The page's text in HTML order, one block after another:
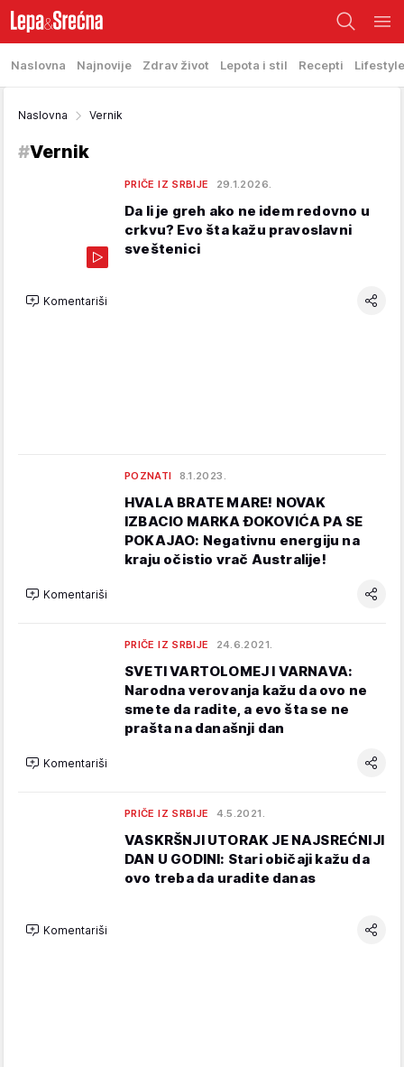
Naslovna Najnovije Zdrav život Lepota i stil Recepti Lifestyle
Naslovna Vernik
#Vernik
PRIČE IZ SRBIJE 29.1.2026.
Da li je greh ako ne idem redovno u
crkvu? Evo šta kažu pravoslavni
sveštenici
Komentariši
POZNATI 8.1.2023.
HVALA BRATE MARE! NOVAK
IZBACIO MARKA ĐOKOVIĆA PA SE
POKAJAO: Negativnu energiju na
kraju očistio vrač Australije!
Komentariši
PRIČE IZ SRBIJE 24.6.2021.
SVETI VARTOLOMEJ I VARNAVA:
Narodna verovanja kažu da ovo ne
smete da radite, a evo šta se ne
prašta na današnji dan
Komentariši
PRIČE IZ SRBIJE 4.5.2021.
VASKRŠNJI UTORAK JE NAJSREĆNIJI
DAN U GODINI: Stari običaji kažu da
ovo treba da uradite danas
Komentariši